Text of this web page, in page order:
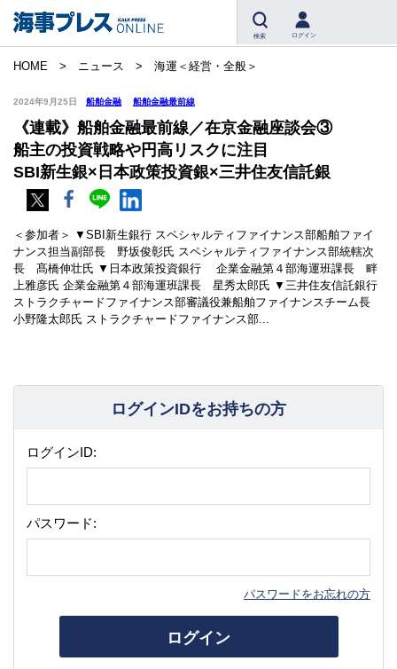
検索 ログイン
HOME ニュース 海運＜経営・全般＞
2024年9月25日 船舶金融 船舶金融最前線
《連載》船舶金融最前線／在京金融座談会③
船主の投資戦略や円高リスクに注目
SBI新生銀×日本政策投資銀×三井住友信託銀
＜参加者＞ ▼SBI新生銀行 スペシャルティファイナンス部船舶ファイ
ナンス担当副部長 野坂俊彰氏 スペシャルティファイナンス部統轄次
長 髙橋伸壮氏 ▼日本政策投資銀行 企業金融第４部海運班課長 畔
上雅彦氏 企業金融第４部海運班課長 星秀太郎氏 ▼三井住友信託銀行
ストラクチャードファイナンス部審議役兼船舶ファイナンスチーム長
小野隆太郎氏 ストラクチャードファイナンス部...
ログインIDをお持ちの方
ログインID:
パスワード:
パスワードをお忘れの方
ログイン